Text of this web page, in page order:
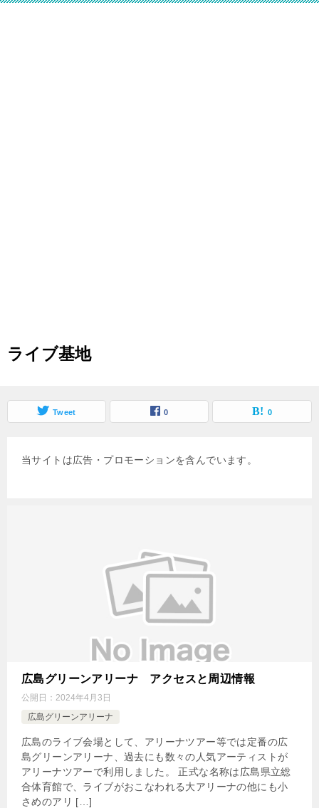
ライブ基地
Tweet 0 0
当サイトは広告・プロモーションを含んでいます。
広島グリーンアリーナ アクセスと周辺情報
公開日： 2024年4月3日
広島グリーンアリーナ
広島のライブ会場として、アリーナツアー等では定番の広
島グリーンアリーナ、過去にも数々の人気アーティストが
アリーナツアーで利用しました。 正式な名称は広島県立総
合体育館で、ライブがおこなわれる大アリーナの他にも小
さめのアリ […]